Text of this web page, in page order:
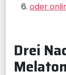
oder
Drei